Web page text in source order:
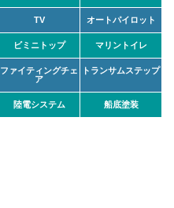
TV オートパイロット
ビミニトップ マリントイレ
ファイティングチェ
ア
トランサムステップ
陸電システム 船底塗装